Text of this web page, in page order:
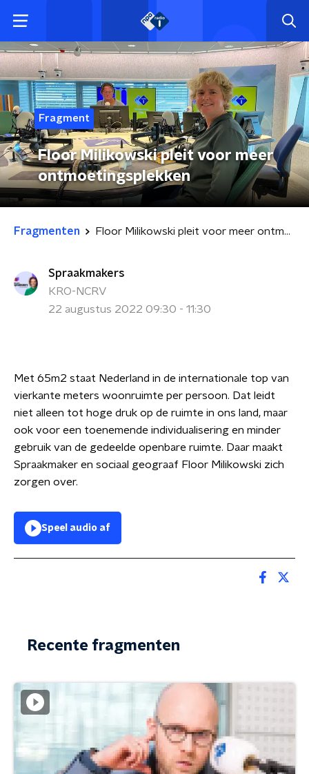
Fragment
Floor Milikowski pleit voor meer
ontmoetingsplekken
Fragmenten Floor Milikowski pleit voor meer ontmoetingsplekken
Spraakmakers
KRO-NCRV
22 augustus 2022 09:30 - 11:30
Met 65m2 staat Nederland in de internationale top van
vierkante meters woonruimte per persoon. Dat leidt
niet alleen tot hoge druk op de ruimte in ons land, maar
ook voor een toenemende individualisering en minder
gebruik van de gedeelde openbare ruimte. Daar maakt
Spraakmaker en sociaal geograaf Floor Milikowski zich
zorgen over.
Speel audio af
Recente fragmenten